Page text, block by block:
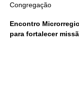
Congregação
Encontro
para fortalecer